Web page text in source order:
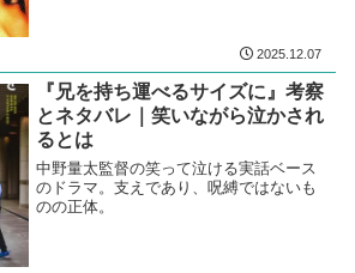
2025.12.07
『兄を持ち運べるサイズに』考察
とネタバレ｜笑いながら泣かされ
るとは
中野量太監督の笑って泣ける実話ベース
のドラマ。支えであり、呪縛ではないも
のの正体。